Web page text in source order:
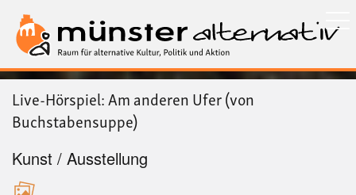
zum
Inhalt
Live-Hörspiel: Am anderen Ufer (von
Buchstabensuppe)
Kunst / Ausstellung